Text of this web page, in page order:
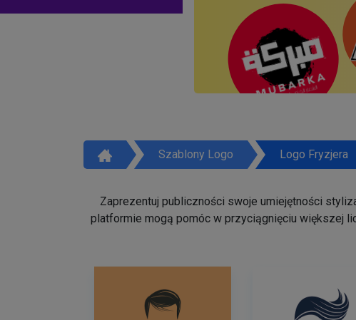
Szablony Logo Logo Fryzjera
Zaprezentuj publiczności swoje umiejętności
platformie mogą pomóc w przyciągnięciu większej